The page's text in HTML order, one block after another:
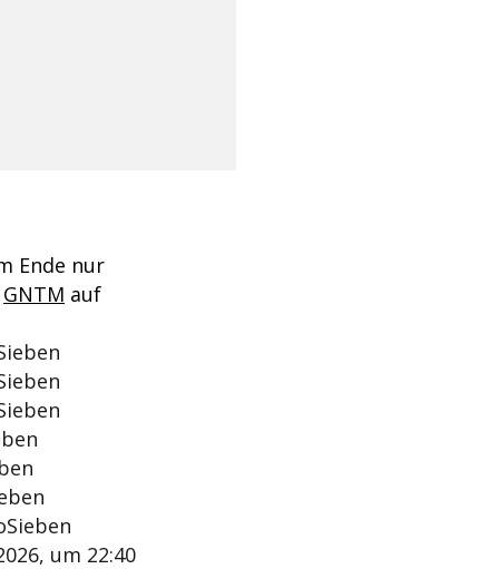
Ende nur
GNTM auf
um 22:40